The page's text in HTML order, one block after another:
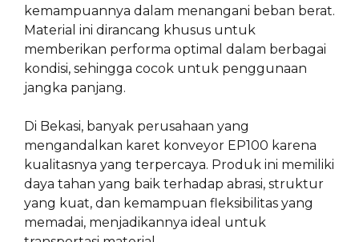
kemampuannya dalam menangani beban berat.
Material ini dirancang khusus untuk
memberikan performa optimal dalam berbagai
kondisi, sehingga cocok untuk penggunaan
jangka panjang.
Di Bekasi, banyak perusahaan yang
mengandalkan karet konveyor EP100 karena
kualitasnya yang terpercaya. Produk ini memiliki
daya tahan yang baik terhadap abrasi, struktur
yang kuat, dan kemampuan fleksibilitas yang
memadai, menjadikannya ideal untuk